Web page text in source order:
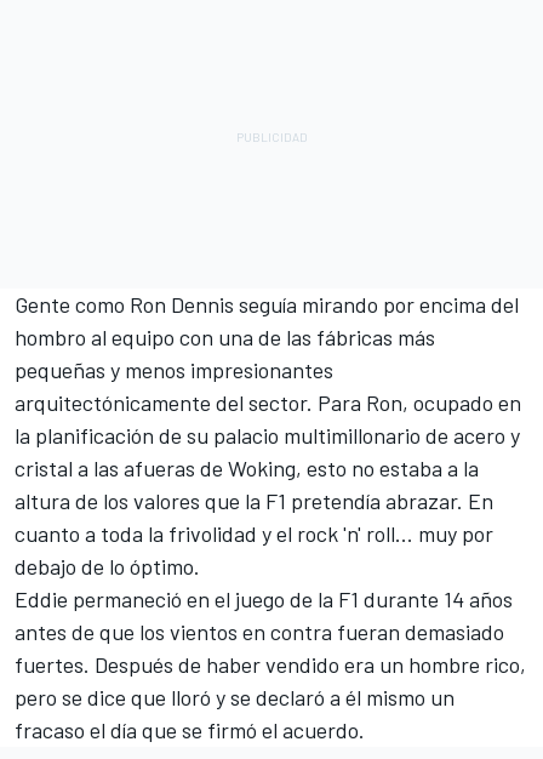
Gente como Ron Dennis seguía mirando por encima del
hombro al equipo con una de las fábricas más
pequeñas y menos impresionantes
arquitectónicamente del sector. Para Ron, ocupado en
la planificación de su palacio multimillonario de acero y
cristal a las afueras de Woking, esto no estaba a la
altura de los valores que la F1 pretendía abrazar. En
cuanto a toda la frivolidad y el rock 'n' roll... muy por
debajo de lo óptimo.
Eddie permaneció en el juego de la F1 durante 14 años
antes de que los vientos en contra fueran demasiado
fuertes. Después de haber vendido era un hombre rico,
pero se dice que lloró y se declaró a él mismo un
fracaso el día que se firmó el acuerdo.